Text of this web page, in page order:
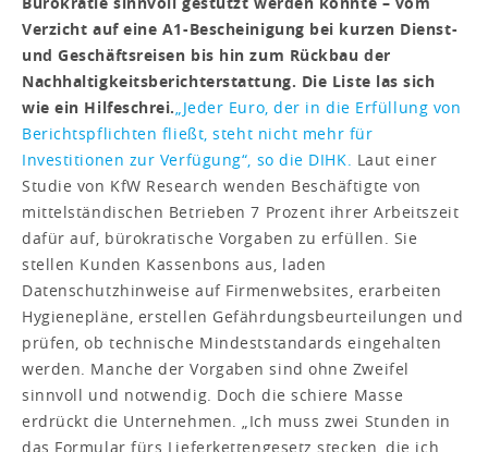
Verzicht auf eine A1-Bescheinigung bei kurzen Dienst-
und Geschäftsreisen bis hin zum Rückbau der
Nachhaltigkeitsberichterstattung. Die Liste las sich
wie ein Hilfeschrei. „Jeder Euro, der in die Erfüllung von
Berichtspflichten fließt, steht nicht mehr für
Investitionen zur Verfügung“, so die DIHK. Laut einer
Studie von KfW Research wenden Beschäftigte von
mittelständischen Betrieben 7 Prozent ihrer Arbeitszeit
dafür auf, bürokratische Vorgaben zu erfüllen. Sie
stellen Kunden Kassenbons aus, laden
Datenschutzhinweise auf Firmenwebsites, erarbeiten
Hygienepläne, erstellen Gefährdungsbeurteilungen und
prüfen, ob technische Mindeststandards eingehalten
werden. Manche der Vorgaben sind ohne Zweifel
sinnvoll und notwendig. Doch die schiere Masse
erdrückt die Unternehmen. „Ich muss zwei Stunden in
das Formular fürs Lieferkettengesetz stecken, die ich